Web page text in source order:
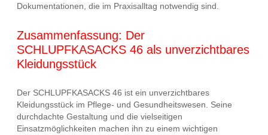
Dokumentationen, die im Praxisalltag notwendig sind.
Zusammenfassung: Der
SCHLUPFKASACKS 46 als unverzichtbares
Kleidungsstück
Der SCHLUPFKASACKS 46 ist ein unverzichtbares
Kleidungsstück im Pflege- und Gesundheitswesen. Seine
durchdachte Gestaltung und die vielseitigen
Einsatzmöglichkeiten machen ihn zu einem wichtigen